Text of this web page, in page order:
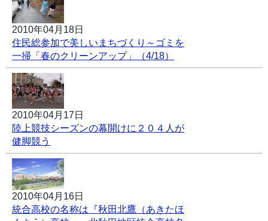
2010年04月18日
住民総参加で美しいまちづくり～ゴミを
一掃「春のクリーンアップ」（4/18）
2010年04月17日
陸上競技シーズンの幕開けに２０４人が
健脚競う
2010年04月16日
統合高校の名称は『秋田北鷹（あきたほ